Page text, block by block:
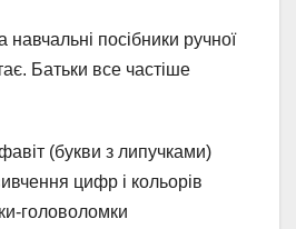
навчальні посібники ручної
Батьки все частіше
(букви з липучками)
цифр і кольорів
головоломки